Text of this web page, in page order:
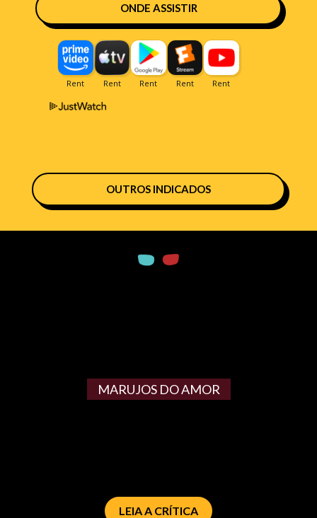
ONDE ASSISTIR
OUTROS INDICADOS
MARUJOS DO AMOR
LEIA A CRÍTICA